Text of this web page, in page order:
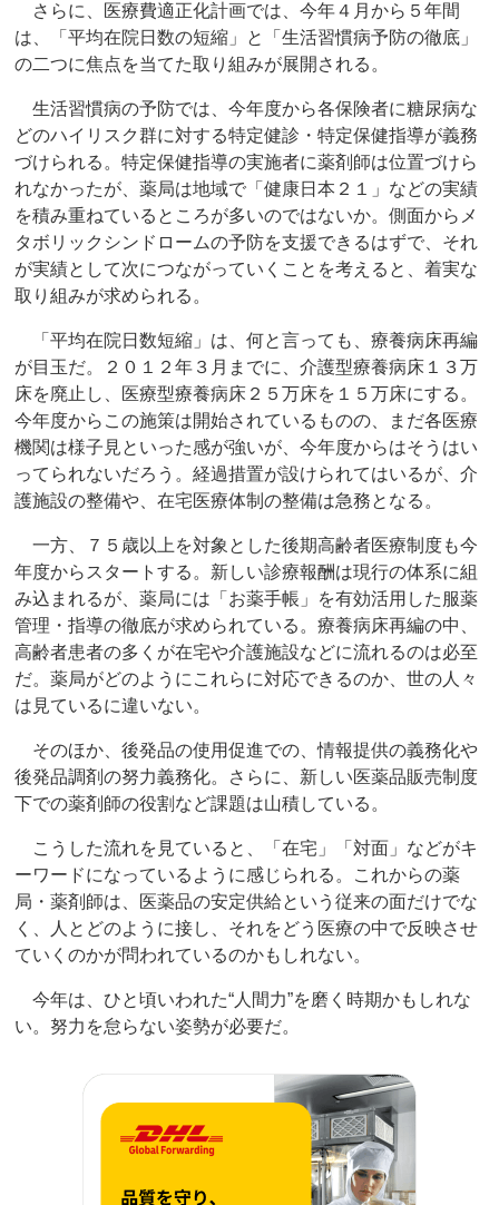
さらに、医療費適正化計画では、今年４月から５年間
は、「平均在院日数の短縮」と「生活習慣病予防の徹底」
の二つに焦点を当てた取り組みが展開される。
生活習慣病の予防では、今年度から各保険者に糖尿病な
どのハイリスク群に対する特定健診・特定保健指導が義務
づけられる。特定保健指導の実施者に薬剤師は位置づけら
れなかったが、薬局は地域で「健康日本２１」などの実績
を積み重ねているところが多いのではないか。側面からメ
タボリックシンドロームの予防を支援できるはずで、それ
が実績として次につながっていくことを考えると、着実な
取り組みが求められる。
「平均在院日数短縮」は、何と言っても、療養病床再編
が目玉だ。２０１２年３月までに、介護型療養病床１３万
床を廃止し、医療型療養病床２５万床を１５万床にする。
今年度からこの施策は開始されているものの、まだ各医療
機関は様子見といった感が強いが、今年度からはそうはい
ってられないだろう。経過措置が設けられてはいるが、介
護施設の整備や、在宅医療体制の整備は急務となる。
一方、７５歳以上を対象とした後期高齢者医療制度も今
年度からスタートする。新しい診療報酬は現行の体系に組
み込まれるが、薬局には「お薬手帳」を有効活用した服薬
管理・指導の徹底が求められている。療養病床再編の中、
高齢者患者の多くが在宅や介護施設などに流れるのは必至
だ。薬局がどのようにこれらに対応できるのか、世の人々
は見ているに違いない。
そのほか、後発品の使用促進での、情報提供の義務化や
後発品調剤の努力義務化。さらに、新しい医薬品販売制度
下での薬剤師の役割など課題は山積している。
こうした流れを見ていると、「在宅」「対面」などがキ
ーワードになっているように感じられる。これからの薬
局・薬剤師は、医薬品の安定供給という従来の面だけでな
く、人とどのように接し、それをどう医療の中で反映させ
ていくのかが問われているのかもしれない。
今年は、ひと頃いわれた“人間力”を磨く時期かもしれな
い。努力を怠らない姿勢が必要だ。